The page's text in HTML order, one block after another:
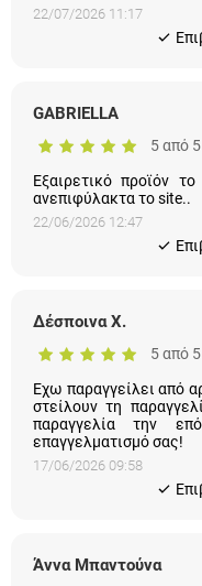
22/07/2026 11:17
GABRIELLA
5 από 5
Εξαιρετικό προϊόν
ανεπιφύλακτα το site..
22/06/2026 12:47
Δέσποινα Χ.
5 από 5
Εχω παραγγείλει από
στείλουν τη
παραγγελία την
επαγγελματισμό σας!
17/06/2026 09:58
Άννα Μπαντούνα